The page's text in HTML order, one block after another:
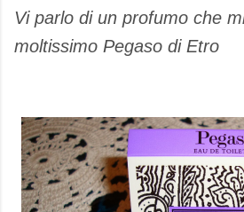
Vi parlo di un profumo che
moltissimo Pegaso di Etro